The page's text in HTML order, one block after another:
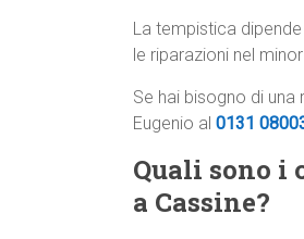
La tempistica
le riparazioni nel
Se hai bisogno di
Eugenio al 0131
Quali sono i
a Cassine?